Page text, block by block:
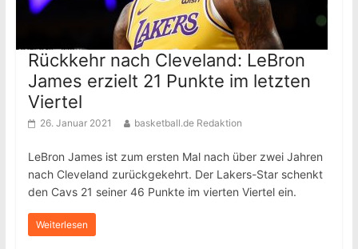
Rückkehr nach Cleveland: LeBron
James erzielt 21 Punkte im letzten
Viertel
26. Januar 2021 basketball.de Redaktion
LeBron James ist zum ersten Mal nach über zwei Jahren
nach Cleveland zurückgekehrt. Der Lakers-Star schenkt
den Cavs 21 seiner 46 Punkte im vierten Viertel ein.
Weiterlesen